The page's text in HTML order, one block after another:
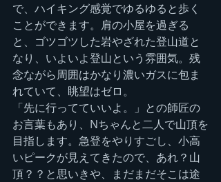
で、ハイキング感覚でゆるゆると歩く
ことができます。肩の小屋を過ぎる
と、ゴツゴツした岩やざれた登山道と
なり、いよいよ登山という雰囲気。残
念ながら周囲はかなり濃いガスに包ま
れていて、眺望はゼロ。
「先に行ってていいよ。」との師匠の
お言葉もあり、Nちゃんと二人で山頂を
目指します。急登をやりすごし、小高
いピークが見えてきたので、あれ？山
頂？？と思いきや、まだまだそこは途